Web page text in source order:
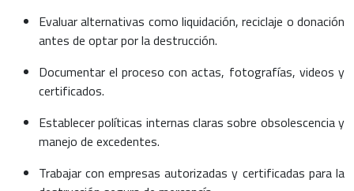
Evaluar alternativas como liquidación, reciclaje o donación
antes de optar por la destrucción.
Documentar el proceso con actas, fotografías, videos y
certificados.
Establecer políticas internas claras sobre obsolescencia y
manejo de excedentes.
Trabajar con empresas autorizadas y certificadas para la